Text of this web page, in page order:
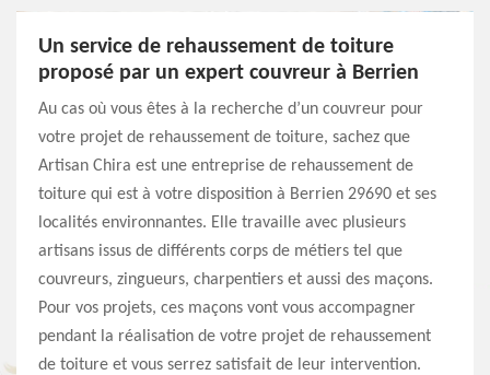
Un service de rehaussement de toiture
proposé par un expert couvreur à Berrien
Au cas où vous êtes à la recherche d’un couvreur pour
votre projet de rehaussement de toiture, sachez que
Artisan Chira est une entreprise de rehaussement de
toiture qui est à votre disposition à Berrien 29690 et ses
localités environnantes. Elle travaille avec plusieurs
artisans issus de différents corps de métiers tel que
couvreurs, zingueurs, charpentiers et aussi des maçons.
Pour vos projets, ces maçons vont vous accompagner
pendant la réalisation de votre projet de rehaussement
de toiture et vous serrez satisfait de leur intervention.